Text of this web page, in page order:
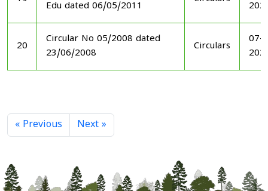
Edu dated 06/05/2011
20
Circular No 05/2008 dated
23/06/2008
Circulars
07-
« Previous Next »